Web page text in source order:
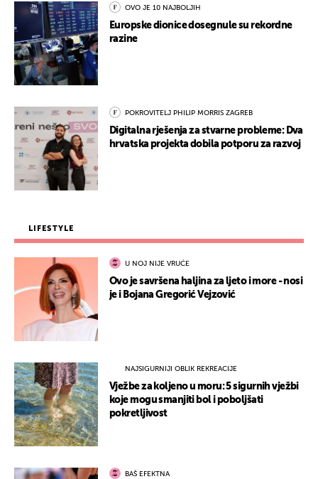
OVO JE 10 NAJBOLJIH
Europske dionice dosegnule su rekordne
razine
POKROVITELJ PHILIP MORRIS ZAGREB
Digitalna rješenja za stvarne probleme: Dva
hrvatska projekta dobila potporu za razvoj
LIFESTYLE
U NOJ NIJE VRUĆE
Ovo je savršena haljina za ljeto i more - nosi
je i Bojana Gregorić Vejzović
NAJSIGURNIJI OBLIK REKREACIJE
Vježbe za koljeno u moru: 5 sigurnih vježbi
koje mogu smanjiti bol i poboljšati
pokretljivost
BAŠ EFEKTNA